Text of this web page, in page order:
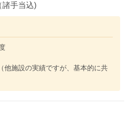
諸手当込)
他施設の実績ですが、基本的に共